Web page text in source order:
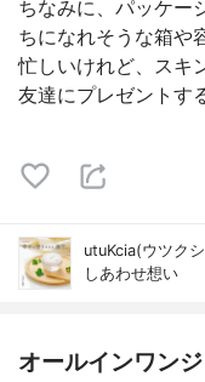
ちなみに、パッケー
ちになれそうな箱や
忙しいけれど、スキ
友達にプレゼントす
utuKcia(ウツク
しあわせ想い
オールインワン